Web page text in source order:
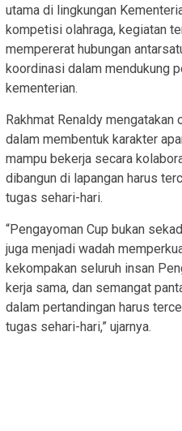
utama di lingkungan
kompetisi olahraga, kegiatan
mempererat hubungan
koordinasi dalam mendukung
kementerian.
Rakhmat Renaldy
dalam membentuk karakter
mampu bekerja secara
dibangun di lapangan harus
tugas sehari-hari.
“Pengayoman Cup bukan
juga menjadi wadah
kekompakan seluruh insan
kerja sama, dan semangat
dalam pertandingan harus
tugas sehari-hari,” ujarnya.